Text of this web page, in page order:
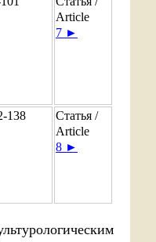
Article
7 ►
138
Статья /
Article
8 ►